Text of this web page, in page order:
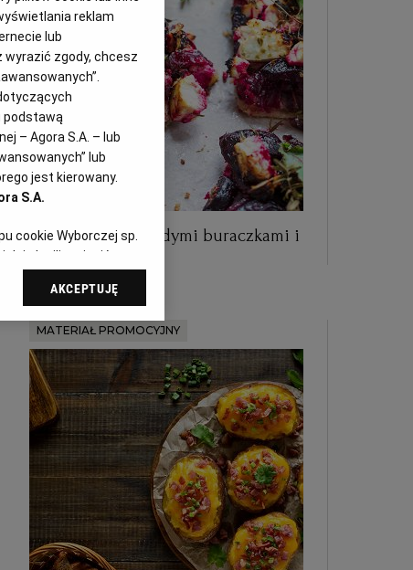
Letnia tarta z młodymi buraczkami i
serem
MATERIAŁ PROMOCYJNY
reklam
lub
wyrazić zgody, chcesz
podstawą
– Agora S.A. – lub
lub
jest kierowany.
S.A.
cookie Wyborczej sp.
chwili zmienić
dot.
do sekcji
celach:Użycie
identyfikacji.
pomiar reklam i
AKCEPTUJĘ